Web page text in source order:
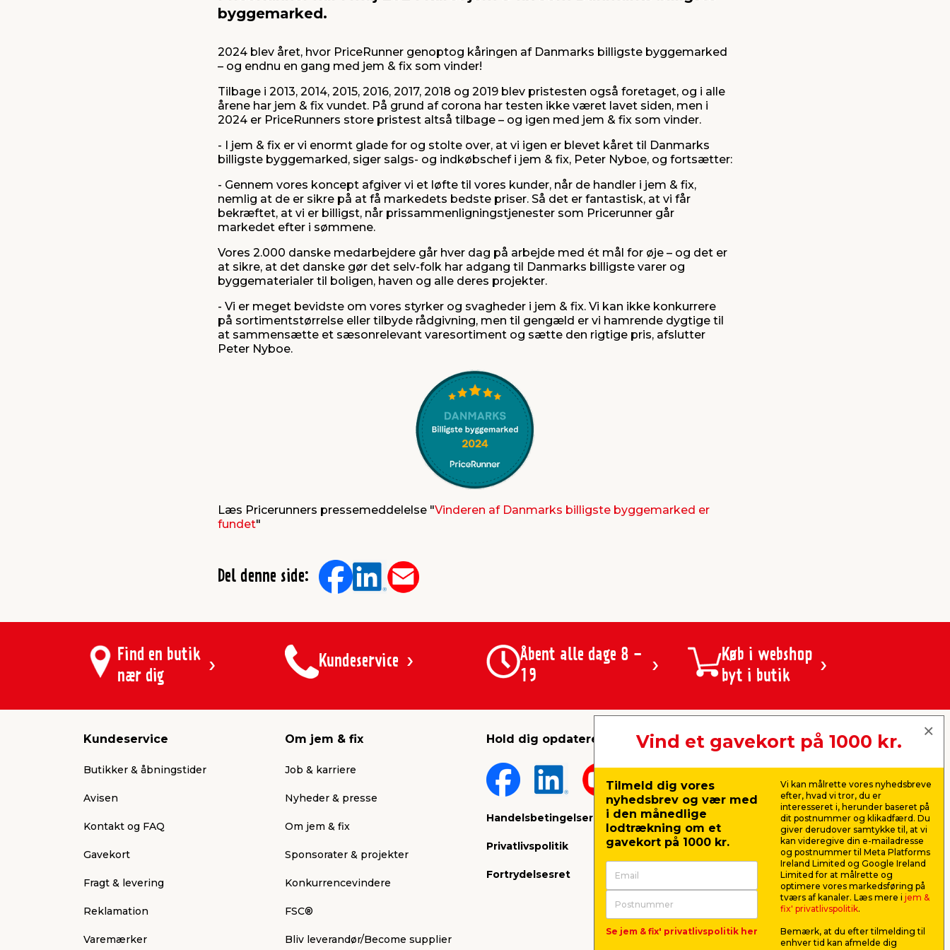
byggemarked.
2024 blev året, hvor PriceRunner genoptog kåringen af Danmarks billigste byggemarked
– og endnu en gang med jem & fix som vinder!
Tilbage i 2013, 2014, 2015, 2016, 2017, 2018 og 2019 blev pristesten også foretaget, og i alle
årene har jem & fix vundet. På grund af corona har testen ikke været lavet siden, men i
2024 er PriceRunners store pristest altså tilbage – og igen med jem & fix som vinder.
- I jem & fix er vi enormt glade for og stolte over, at vi igen er blevet kåret til Danmarks
billigste byggemarked, siger salgs- og indkøbschef i jem & fix, Peter Nyboe, og fortsætter:
- Gennem vores koncept afgiver vi et løfte til vores kunder, når de handler i jem & fix,
nemlig at de er sikre på at få markedets bedste priser. Så det er fantastisk, at vi får
bekræftet, at vi er billigst, når prissammenligningstjenester som Pricerunner går
markedet efter i sømmene.
Vores 2.000 danske medarbejdere går hver dag på arbejde med ét mål for øje – og det er
at sikre, at det danske gør det selv-folk har adgang til Danmarks billigste varer og
byggematerialer til boligen, haven og alle deres projekter.
- Vi er meget bevidste om vores styrker og svagheder i jem & fix. Vi kan ikke konkurrere
på sortimentstørrelse eller tilbyde rådgivning, men til gengæld er vi hamrende dygtige til
at sammensætte et sæsonrelevant varesortiment og sætte den rigtige pris, afslutter
Peter Nyboe.
Læs Pricerunners pressemeddelelse "Vinderen af Danmarks billigste byggemarked er
fundet"
Del denne side:
Find en butik
nær dig
Kundeservice
Åbent alle dage 8 -
19
Køb i webshop
byt i butik
Kundeservice
Butikker & åbningstider
Avisen
Kontakt og FAQ
Gavekort
Fragt & levering
Reklamation
Varemærker
Om jem & fix
Job & karriere
Nyheder & presse
Om jem & fix
Sponsorater & projekter
Konkurrencevindere
FSC®
Bliv leverandør/Become supplier
Hold dig opdateret
Handelsbetingelser
Privatlivspolitik
Fortrydelsesret
jem & fix A/S, Skomagervej 12
CVR: 10360641
Tlf. kundeservice: 79425942
Tlf. administration: 76413500
kundeservice@jemfix.com
Se vores e-mærket certifikat her
Vind et gavekort på 1000 kr.
Tilmeld dig vores
nyhedsbrev og vær med
i den månedlige
lodtrækning om et
gavekort på 1000 kr.
Se jem & fix' privatlivspolitik her
Vi kan målrette vores nyhedsbreve
efter, hvad vi tror, du er
interesseret i, herunder baseret på
dit postnummer og klikadfærd. Du
giver derudover samtykke til, at vi
kan videregive din e-mailadresse
og postnummer til Meta Platforms
Ireland Limited og Google Ireland
Limited for at målrette og
optimere vores markedsføring på
tværs af kanaler. Læs mere i jem &
fix' privatlivspolitik.
Bemærk, at du efter tilmelding til
enhver tid kan afmelde dig